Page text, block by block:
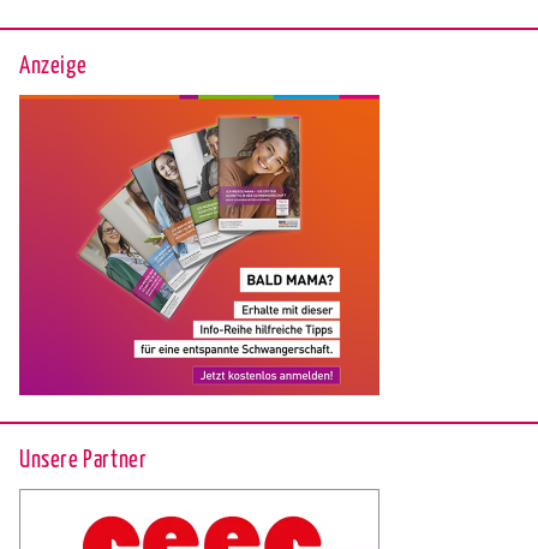
Anzeige
Unsere Partner